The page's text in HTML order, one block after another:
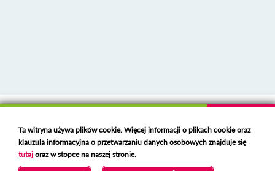
Deklaracja dostępności
Polski serwer RBLhttps://polspam.pl/
Copyright 2023 Urząd Miejski w Opolu Lubelskim
Ta witryna używa plików cookie. Więcej informacji o plikach cookie oraz
klauzula informacyjna o przetwarzaniu danych osobowych znajduje się
tutajoraz w stopce na naszej stronie.